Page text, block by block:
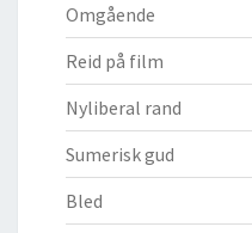
Omgående
Reid på film
Nyliberal rand
Sumerisk gud
Bled